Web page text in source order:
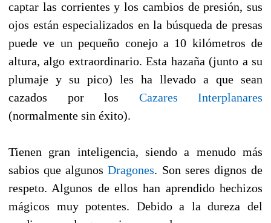
captar las corrientes y los cambios de presión, sus
ojos están especializados en la búsqueda de presas
puede ve un pequeño conejo a 10 kilómetros de
altura, algo extraordinario. Esta hazaña (junto a su
plumaje y su pico) les ha llevado a que sean
cazados por los Cazares Interplanares
(normalmente sin éxito).
Tienen gran inteligencia, siendo a menudo más
sabios que algunosDragones. Son seres dignos de
respeto. Algunos de ellos han aprendido hechizos
mágicos muy potentes. Debido a la dureza del